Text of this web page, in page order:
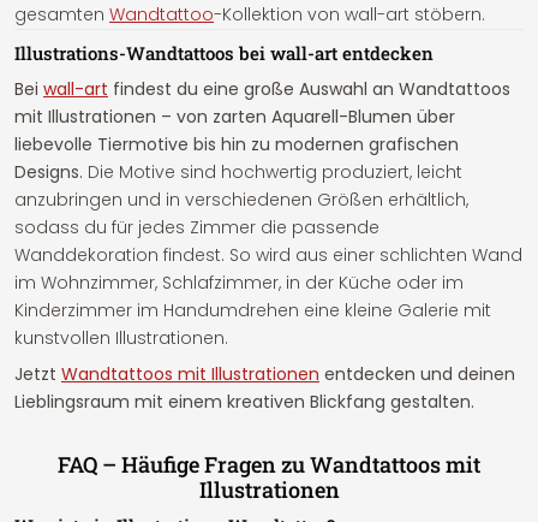
gesamten Wandtattoo-Kollektion von wall-art stöbern.
Illustrations-Wandtattoos bei wall-art entdecken
Bei wall-art findest du eine große Auswahl an Wandtattoos
mit Illustrationen – von zarten Aquarell-Blumen über
liebevolle Tiermotive bis hin zu modernen grafischen
Designs. Die Motive sind hochwertig produziert, leicht
anzubringen und in verschiedenen Größen erhältlich,
sodass du für jedes Zimmer die passende
Wanddekoration findest. So wird aus einer schlichten Wand
im Wohnzimmer, Schlafzimmer, in der Küche oder im
Kinderzimmer im Handumdrehen eine kleine Galerie mit
kunstvollen Illustrationen.
Jetzt Wandtattoos mit Illustrationen entdecken und deinen
Lieblingsraum mit einem kreativen Blickfang gestalten.
FAQ – Häufige Fragen zu Wandtattoos mit
Illustrationen